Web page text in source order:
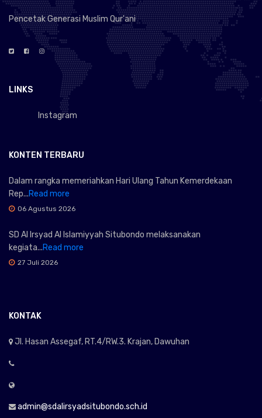
Pencetak Generasi Muslim Qur'ani
LINKS
Instagram
KONTEN TERBARU
Dalam rangka memeriahkan Hari Ulang Tahun Kemerdekaan
Rep...Read more
06 Agustus 2026
SD Al Irsyad Al Islamiyyah Situbondo melaksanakan
kegiata...Read more
27 Juli 2026
KONTAK
Jl. Hasan Assegaf, RT.4/RW.3. Krajan, Dawuhan
admin@sdalirsyadsitubondo.sch.id